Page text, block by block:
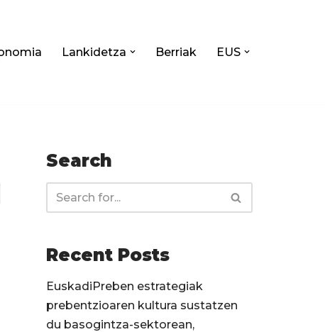
Lankidetza Berriak EUS
Search
Recent Posts
EuskadiPreben estrategiak
prebentzioaren kultura sustatzen
du basogintza-sektorean,